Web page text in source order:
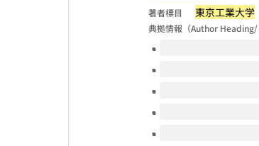
著者標目 東京工業大学
典拠情報（Author Heading/
このタイトルの巻号